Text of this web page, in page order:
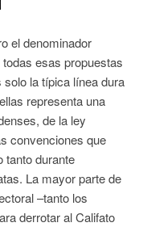
el denominador
esas propuestas
la típica línea dura
representa una
de la ley
convenciones que
tanto durante
La mayor parte de
–tanto los
derrotar al Califato